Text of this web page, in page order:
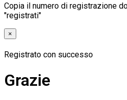
Copia il numero di registrazione
"registrati"
×
Registrato con successo
Grazie